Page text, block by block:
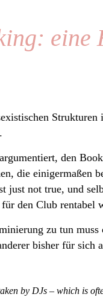
eine
den
die einigermaßen
just not true, und
den Club
zu tun
bisher für sich
by DJs – which is